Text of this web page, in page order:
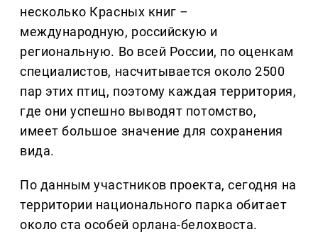
несколько Красных книг –
международную, российскую и
региональную. Во всей России, по оценкам
специалистов, насчитывается около 2500
пар этих птиц, поэтому каждая территория,
где они успешно выводят потомство,
имеет большое значение для сохранения
вида.
По данным участников проекта, сегодня на
территории национального парка обитает
около ста особей орлана-белохвоста.